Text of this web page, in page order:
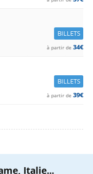
BILLETS
à partir de 34€
BILLETS
à partir de 39€
Italie...